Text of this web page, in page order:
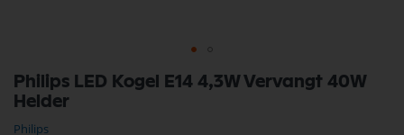
Philips LED Kogel E14 4,3W Vervangt 40W
Helder
Philips
naar
het